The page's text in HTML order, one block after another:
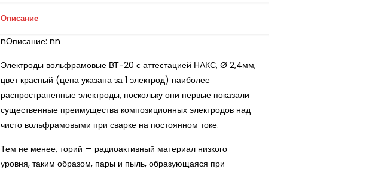
Описание
nОписание: nn
Электроды вольфрамовые ВТ-20 с аттестацией НАКС, Ø 2,4мм,
цвет красный (цена указана за 1 электрод) наиболее
распространенные электроды, поскольку они первые показали
существенные преимущества композиционных электродов над
чисто вольфрамовыми при сварке на постоянном токе.
Тем не менее, торий — радиоактивный материал низкого
уровня, таким образом, пары и пыль, образующаяся при